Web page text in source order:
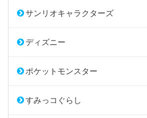
サンリオキャラクターズ
ディズニー
ポケットモンスター
すみっコぐらし